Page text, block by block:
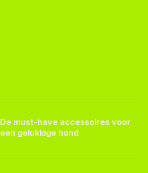
De must-have accessoires voor
een gelukkige hond